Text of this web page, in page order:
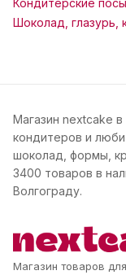
Кондитерские
Шоколад, глазурь,
Магазин nextcake
кондитеров и
шоколад, формы,
3400 товаров в
Волгограду.
Магазин товаров